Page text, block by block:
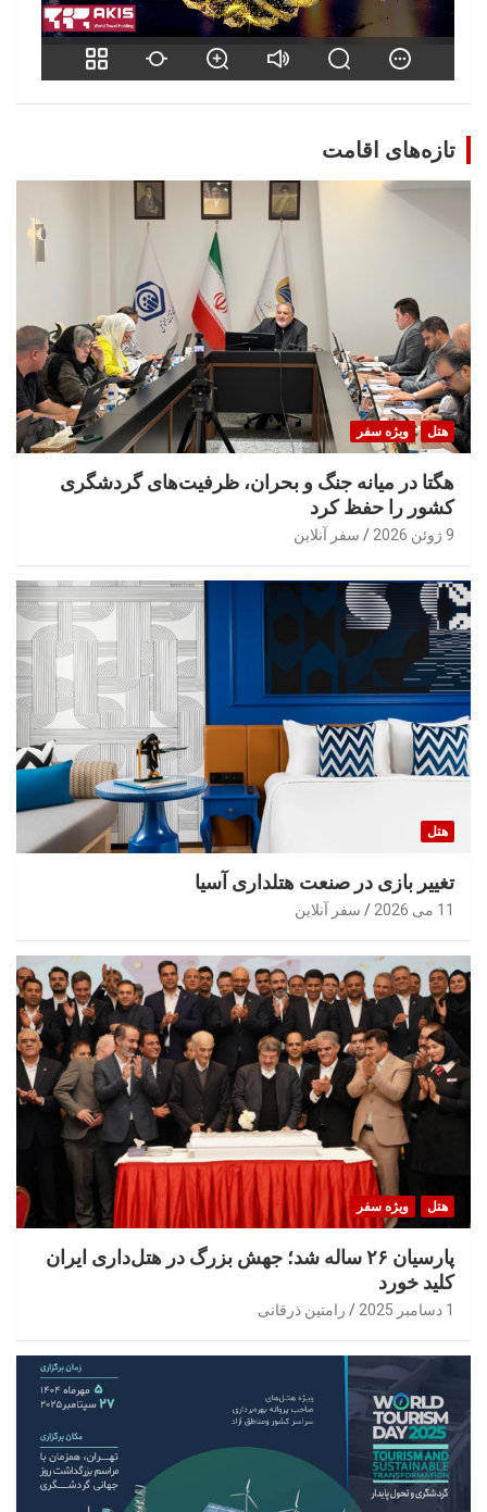
تازه‌های اقامت
هتل ویژه سفر
هگتا در میانه جنگ و بحران، ظرفیت‌های گردشگری
کشور را حفظ کرد
9 ژوئن 2026 سفر آنلاین
هتل
تغییر بازی در صنعت هتلداری آسیا
11 می 2026 سفر آنلاین
هتل ویژه سفر
پارسیان ۲۶ ساله شد؛ جهش بزرگ در هتل‌داری ایران
کلید خورد
1 دسامبر 2025 رامتین ذرقانی